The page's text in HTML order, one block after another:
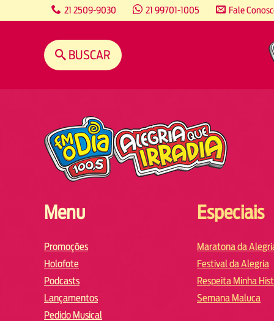
21 2509-9030 21 99701-1005 Fale
BUSCAR
Menu
Promoções
Holofote
Podcasts
Lançamentos
Pedido Musical
Especiais
Maratona da
Festival da Alegria
Respeita Minha
Semana Maluca